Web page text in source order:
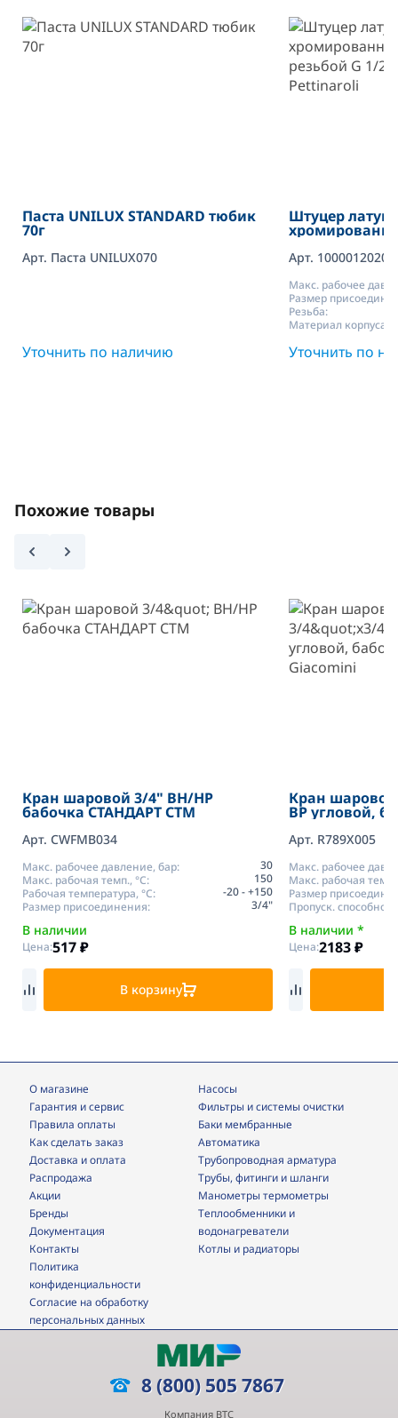
Паста UNILUX STANDARD тюбик
70г
Арт. Паста UNILUX070
Уточнить по наличию
Штуцер
Pettinaroli
Арт. 1000012020C
Макс. рабочее
Размер
Резьба:
Материал корпуса:
Уточнить по
Похожие товары
Кран шаровой 3/4" ВН/НР
бабочка СТАНДАРТ СТМ
Арт. CWFMB034
Макс. рабочее давление, бар:
30
Макс. рабочая темп., °С:
150
Рабочая температура, °C:
-20 - +150
Размер присоединения:
3/4"
В наличии
Цена:517₽
В корзину
Кран
ВР угловой,
Арт. R789X005
Макс. рабочее
Макс. рабочая
Размер
Пропуск.
В наличии *
Цена:2183₽
О магазине
Гарантия и сервис
Правила оплаты
Как сделать заказ
Доставка и оплата
Распродажа
Акции
Бренды
Документация
Контакты
Насосы
фильтры и системы очистки
Баки мембранные
Автоматика
трубопроводная арматура
трубы, фитинги и шланги
манометры термометры
теплообменники и
водонагреватели
Котлы и радиаторы
Политика
конфиденциальности
Согласие на обработку
персональных данных
8 (800) 505 7867
Компания ВТС